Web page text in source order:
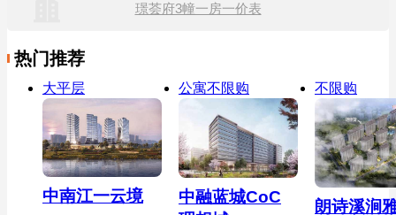
璟荟府3幢一房一价表
热门推荐
大平层
中南江一云境
公寓不限购
中融蓝城CoC
不限购
朗诗溪涧